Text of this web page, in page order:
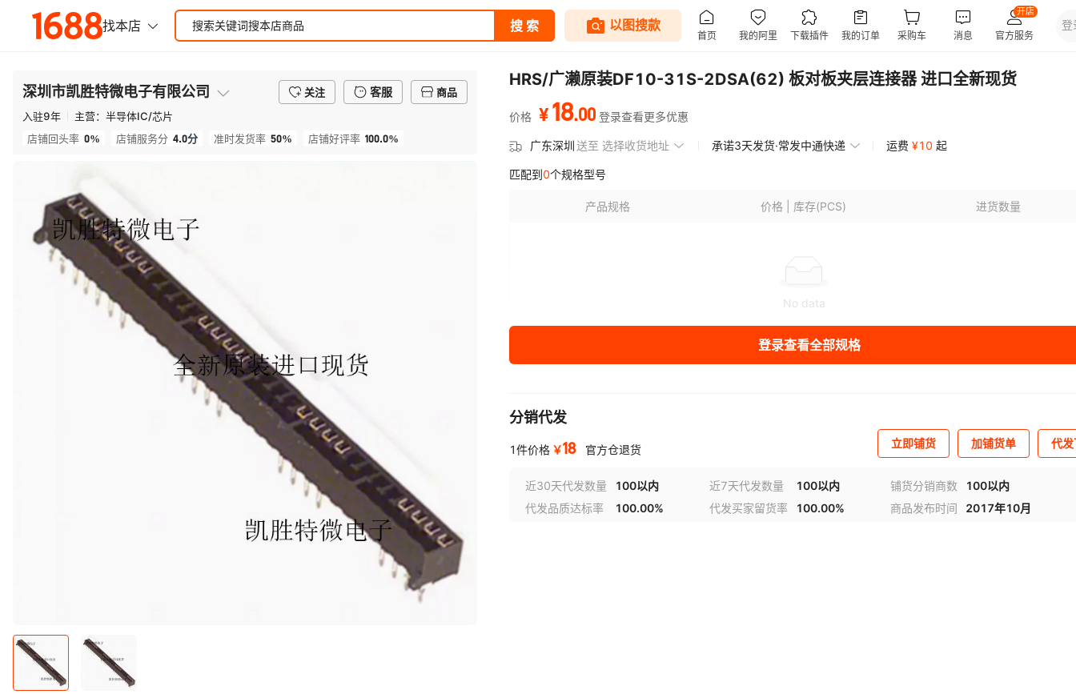
深圳市凯胜特微电子有限公司 关注 客服
商品
入驻9年 主营： 半导体IC/芯片
店铺回头率 0% 店铺服务分 4.0分 准时发货率 50% 店铺好评率 100.0%
HRS/广濑原装DF10-31S-2DSA(62) 板对板夹层连接器 进口全新现货
价格 ¥18.00 登录查看更多优惠
广东深圳送至 选择收货地址 承诺3天发货·常发中通快递 运费 ¥10 起
匹配到0个规格型号
产品规格 价格 | 库存(PCS) 进货数量
No data
登录查看全部规格
分销代发
1件价格 ￥18 官方仓退货 立即铺货 加铺货单 代
近30天代发数量 100以内 近7天代发数量 100以内 铺货分销商数
100以内
代发品质达标率
100.00% 代发买家留货率 100.00% 商品发布时间 2017年10月